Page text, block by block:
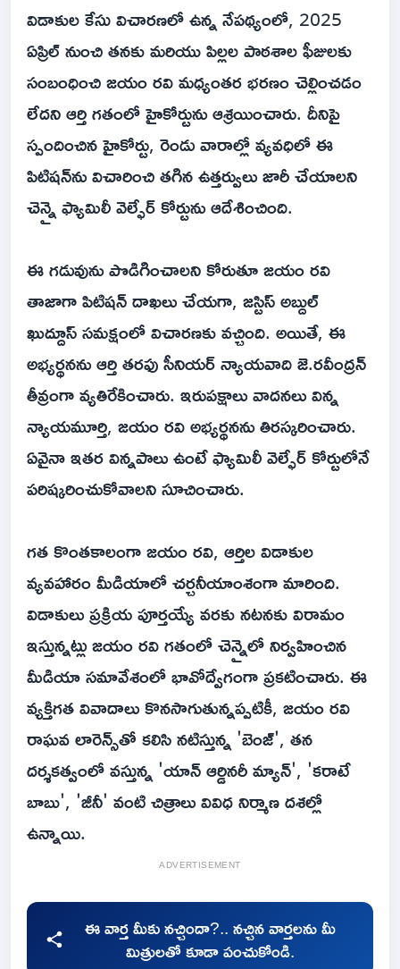
విడాకుల కేసు విచారణలో ఉన్న నేపథ్యంలో, 2025
ఏప్రిల్ నుంచి తనకు మరియు పిల్లల పాఠశాల ఫీజులకు
సంబంధించి జయం రవి మధ్యంతర భరణం చెల్లించడం
లేదని ఆర్తి గతంలో హైకోర్టును ఆశ్రయించారు. దీనిపై
స్పందించిన హైకోర్టు, రెండు వారాల్లో వ్యవధిలో ఈ
పిటిషన్‌ను విచారించి తగిన ఉత్తర్వులు జారీ చేయాలని
చెన్నై ఫ్యామిలీ వెల్ఫేర్ కోర్టును ఆదేశించింది.
ఈ గడువును పొడిగించాలని కోరుతూ జయం రవి
తాజాగా పిటిషన్ దాఖలు చేయగా, జస్టిస్ అబ్దుల్
ఖుద్దూస్ సమక్షంలో విచారణకు వచ్చింది. అయితే, ఈ
అభ్యర్థనను ఆర్తి తరఫు సీనియర్ న్యాయవాది జె.రవీంద్రన్
తీవ్రంగా వ్యతిరేకించారు. ఇరుపక్షాలు వాదనలు విన్న
న్యాయమూర్తి, జయం రవి అభ్యర్థనను తిరస్కరించారు.
ఏవైనా ఇతర విన్నపాలు ఉంటే ఫ్యామిలీ వెల్ఫేర్ కోర్టులోనే
పరిష్కరించుకోవాలని సూచించారు.
గత కొంతకాలంగా జయం రవి, ఆర్తిల విడాకుల
వ్యవహారం మీడియాలో చర్చనీయాంశంగా మారింది.
విడాకులు ప్రక్రియ పూర్తయ్యే వరకు నటనకు విరామం
ఇస్తున్నట్లు జయం రవి గతంలో చెన్నైలో నిర్వహించిన
మీడియా సమావేశంలో భావోద్వేగంగా ప్రకటించారు. ఈ
వ్యక్తిగత వివాదాలు కొనసాగుతున్నప్పటికీ, జయం రవి
రాఘవ లారెన్స్‌తో కలిసి నటిస్తున్న 'బెంజ్', తన
దర్శకత్వంలో వస్తున్న 'యాన్ ఆర్డినరీ మ్యాన్', 'కరాటే
బాబు', 'జీనీ' వంటి చిత్రాలు వివిధ నిర్మాణ దశల్లో
ఉన్నాయి.
ADVERTISEMENT
ఈ వార్త మీకు నచ్చిందా?.. నచ్చిన వార్తలను మీ
మిత్రులతో కూడా పంచుకోండి.